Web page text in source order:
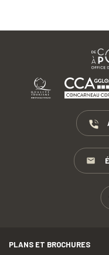
PLANS ET BROCHURES